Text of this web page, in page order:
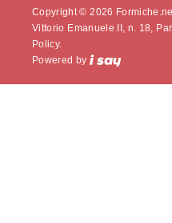
Copyright © 2026
Vittorio Emanuele II, n. 18,
Policy.
Powered by